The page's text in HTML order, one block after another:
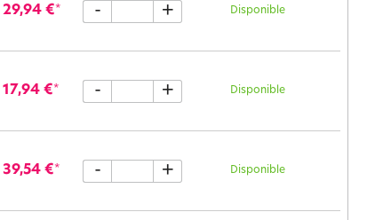
29,94 €* Disponible
- +
17,94 €* Disponible
- +
39,54 €* Disponible
- +